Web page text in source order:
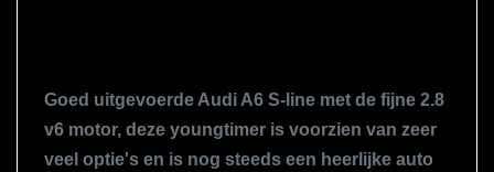
Lendesteun(en) verstelbaar
Middenarmsteun voor
Goed uitgevoerde Audi A6 S-line met de fijne 2.8
v6 motor, deze youngtimer is voorzien van zeer
veel optie's en is nog steeds een heerlijke auto